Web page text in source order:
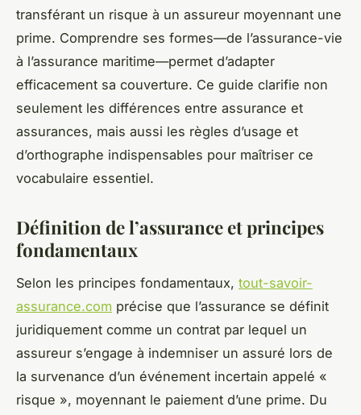
transférant un risque à un assureur moyennant une
prime. Comprendre ses formes—de l’assurance-vie
à l’assurance maritime—permet d’adapter
efficacement sa couverture. Ce guide clarifie non
seulement les différences entre assurance et
assurances, mais aussi les règles d’usage et
d’orthographe indispensables pour maîtriser ce
vocabulaire essentiel.
Définition de l’assurance et principes
fondamentaux
Selon les principes fondamentaux, tout-savoir-
assurance.com précise que l’assurance se définit
juridiquement comme un contrat par lequel un
assureur s’engage à indemniser un assuré lors de
la survenance d’un événement incertain appelé «
risque », moyennant le paiement d’une prime. Du